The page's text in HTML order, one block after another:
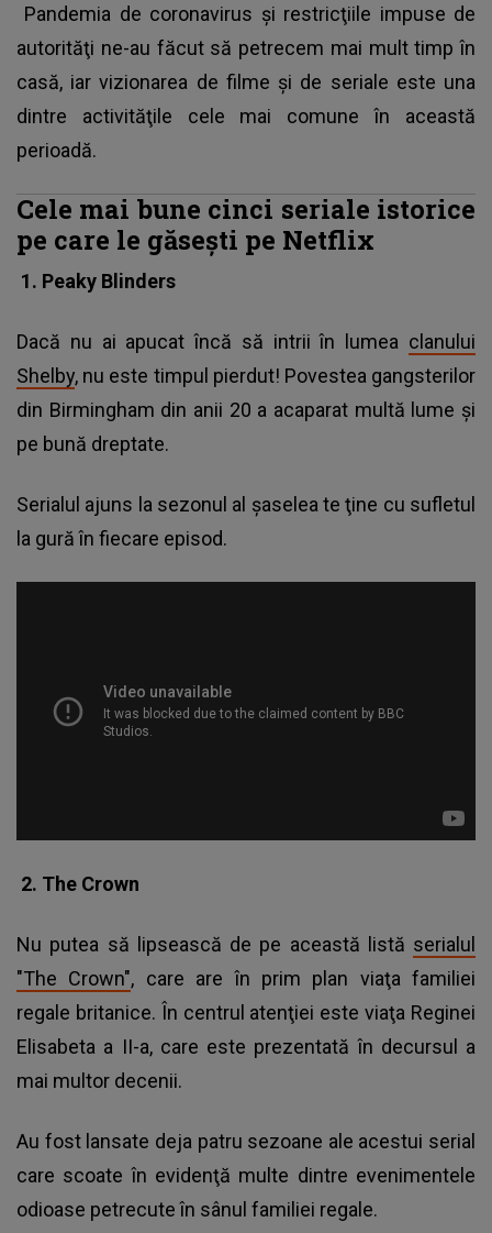
Pandemia de coronavirus şi restricţiile impuse de
autorităţi ne-au făcut să petrecem mai mult timp în
casă, iar vizionarea de filme şi de seriale este una
dintre activităţile cele mai comune în această
perioadă.
Cele mai bune cinci seriale istorice
pe care le găseşti pe Netflix
1. Peaky Blinders
Dacă nu ai apucat încă să intrii în lumea clanului
Shelby, nu este timpul pierdut! Povestea gangsterilor
din Birmingham din anii 20 a acaparat multă lume şi
pe bună dreptate.
Serialul ajuns la sezonul al şaselea te ţine cu sufletul
la gură în fiecare episod.
2. The Crown
Nu putea să lipsească de pe această listă serialul
"The Crown", care are în prim plan viaţa familiei
regale britanice. În centrul atenţiei este viaţa Reginei
Elisabeta a II-a, care este prezentată în decursul a
mai multor decenii.
Au fost lansate deja patru sezoane ale acestui serial
care scoate în evidenţă multe dintre evenimentele
odioase petrecute în sânul familiei regale.